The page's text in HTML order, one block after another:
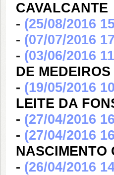
CAVALCANTE
- (25/08/2016
- (07/07/2016
- (03/06/2016
DE MEDEIROS
- (19/05/2016
LEITE DA
- (27/04/2016
- (27/04/2016
NASCIMENTO
- (26/04/2016